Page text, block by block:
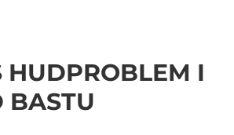
HUDPROBLEM I
BASTU